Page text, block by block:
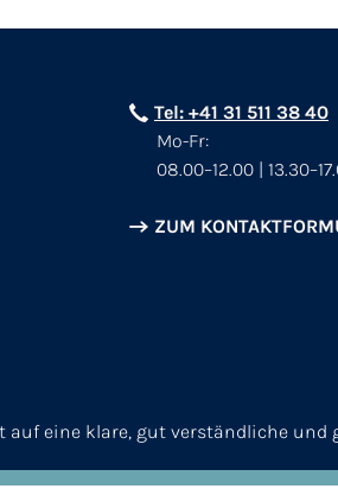
Tel: +41 31 511 38 40
Mo-Fr:
08.00–12.00 |
ZUM
auf eine klare, gut verständliche